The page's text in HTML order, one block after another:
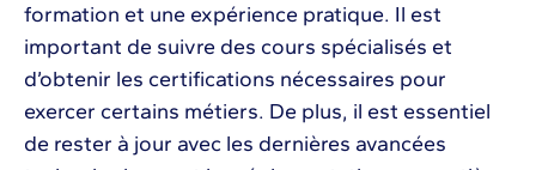
formation et une expérience pratique. Il est
important de suivre des cours spécialisés et
d’obtenir les certifications nécessaires pour
exercer certains métiers. De plus, il est essentiel
de rester à jour avec les dernières avancées